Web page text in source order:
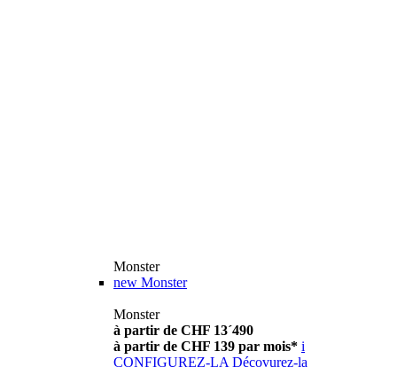
Monster
new Monster
Monster
à partir de CHF 13´490
à partir de CHF 139 par mois* i
CONFIGUREZ-LA Décovurez-la